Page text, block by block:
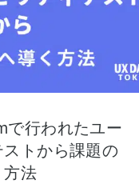
行われたユー
トから課題の
方法